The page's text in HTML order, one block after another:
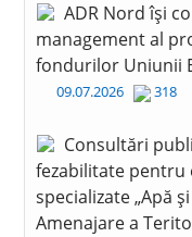
ADR Nord își
management al
fondurilor Uniunii
09.07.2026 318
Consultări
fezabilitate pentru
specializate „Apă
Amenajare a